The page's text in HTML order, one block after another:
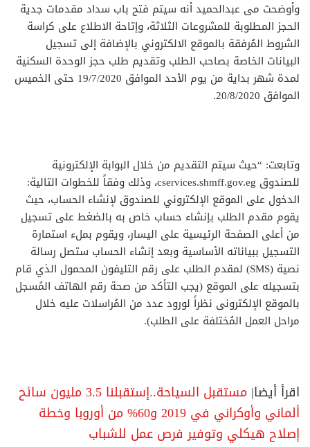
وأوضحت مى عبدالحميد أنه سيتم فتح باب سداد مقدمات جدية
الحجز المطلوبة للمشروعات الثلاثة، وإتاحة الاطلاع على كراسة
الشروط المُرفقة بالموقع الالكتروني بالإضافة إلى تسجيل
البيانات الخاصة بصاحب الطلب وتقديم طلب حجز الوحدة السكنية
لمدة شهر بداية من يوم الأحد الموافق 19/7/2020 حتى الخميس
الموافق 20/8/2020.
وتابعت: “حيث سيتم التقديم من خلال البوابة الإلكترونية
للصندوق cservices.shmff.gov.eg، وذلك وفقاً للخطوات التالية:
الدخول على الموقع الإلكتروني للصندوق لإنشاء الحساب، حيث
يقوم مقدم الطلب بإنشاء حساب خاص به بالضغط على تسجيل
من أعلى الصفحة الرئيسية على اليسار، ويقوم بملء استمارة
التسجيل ببياناته الأساسية وبعد إنشاء الحساب ستصل رسالة
نصية (SMS) لمقدم الطلب على رقم التليفون المحمول الذي قام
بتسجيله على الموقع (يجب التأكد من صحة رقم الهاتف المُسجل
بالموقع الإلكترونى نظراً لورود عدد من المُراسلات عليه خلال
مراحل العمل المُختلفة على الطلب).
اقرأ أيضا|
مستقبل السياحة..إستقبلنا 3.5 مليون سائح
ألماني وأوكراني في 2019 و60% من أوروبا وخطة
إصلاح هيكلي وتوفير فرص عمل للشباب